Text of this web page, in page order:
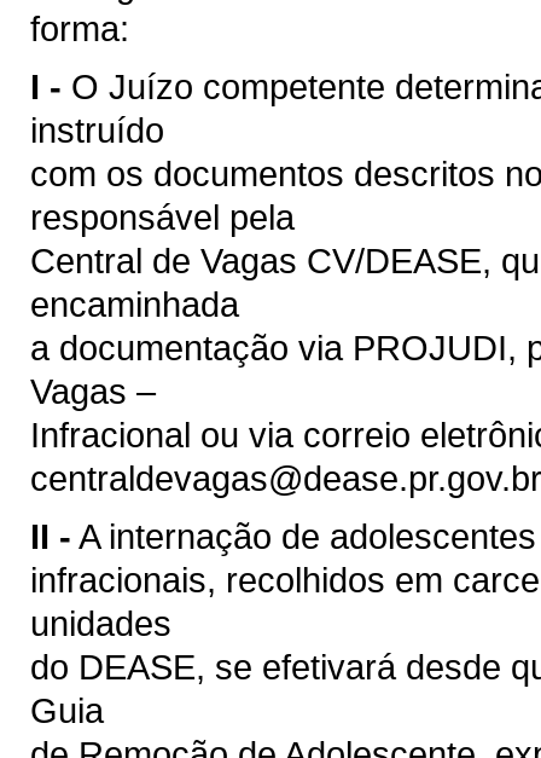
forma:
I - O Juízo competente
instruído
com os documentos descritos
responsável pela
Central de Vagas CV/DEASE,
encaminhada
a documentação via PROJUDI,
Vagas –
Infracional ou via correio
centraldevagas@dease.pr.gov.br
II - A internação de
infracionais, recolhidos em
unidades
do DEASE, se efetivará desde
Guia